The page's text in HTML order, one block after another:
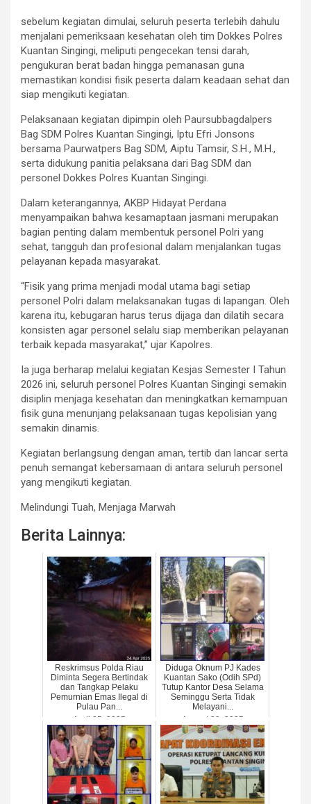
sebelum kegiatan dimulai, seluruh peserta terlebih dahulu
menjalani pemeriksaan kesehatan oleh tim Dokkes Polres
Kuantan Singingi, meliputi pengecekan tensi darah,
pengukuran berat badan hingga pemanasan guna
memastikan kondisi fisik peserta dalam keadaan sehat dan
siap mengikuti kegiatan.
Pelaksanaan kegiatan dipimpin oleh Paursubbagdalpers
Bag SDM Polres Kuantan Singingi, Iptu Efri Jonsons
bersama Paurwatpers Bag SDM, Aiptu Tamsir, S.H., M.H.,
serta didukung panitia pelaksana dari Bag SDM dan
personel Dokkes Polres Kuantan Singingi.
Dalam keterangannya, AKBP Hidayat Perdana
menyampaikan bahwa kesamaptaan jasmani merupakan
bagian penting dalam membentuk personel Polri yang
sehat, tangguh dan profesional dalam menjalankan tugas
pelayanan kepada masyarakat.
“Fisik yang prima menjadi modal utama bagi setiap
personel Polri dalam melaksanakan tugas di lapangan. Oleh
karena itu, kebugaran harus terus dijaga dan dilatih secara
konsisten agar personel selalu siap memberikan pelayanan
terbaik kepada masyarakat,” ujar Kapolres.
Ia juga berharap melalui kegiatan Kesjas Semester I Tahun
2026 ini, seluruh personel Polres Kuantan Singingi semakin
disiplin menjaga kesehatan dan meningkatkan kemampuan
fisik guna menunjang pelaksanaan tugas kepolisian yang
semakin dinamis.
Kegiatan berlangsung dengan aman, tertib dan lancar serta
penuh semangat kebersamaan di antara seluruh personel
yang mengikuti kegiatan.
Melindungi Tuah, Menjaga Marwah
Berita Lainnya:
Reskrimsus Polda Riau
Diminta Segera Bertindak
dan Tangkap Pelaku
Pemurnian Emas Ilegal di
Pulau Pan...
April 25, 2025
Diduga Oknum PJ Kades
Kuantan Sako (Odih SPd)
Tutup Kantor Desa Selama
Seminggu Serta Tidak
Melayani...
August 28, 2025